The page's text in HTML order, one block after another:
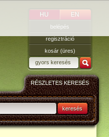
HU EN
belépés
regisztráció
kosár (üres)
RÉSZLETES KERESÉS
keresés